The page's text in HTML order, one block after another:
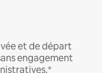
et de départ
engagement